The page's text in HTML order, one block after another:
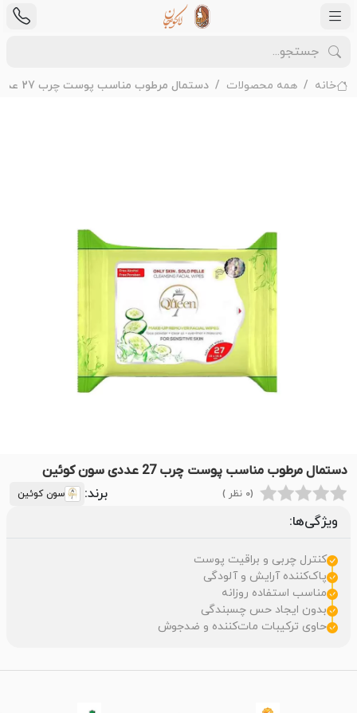
خانه همه محصولات دستمال مرطوب مناسب پوست چرب 27 عددی سون کوئین
دستمال مرطوب مناسب پوست چرب 27 عددی سون کوئین
(0 نظر ) برند: سون کوئین
ویژگی‌ها:
کنترل چربی و براقیت پوست
پاک‌کننده آرایش و آلودگی
مناسب استفاده روزانه
بدون ایجاد حس چسبندگی
حاوی ترکیبات مات‌کننده و ضدجوش